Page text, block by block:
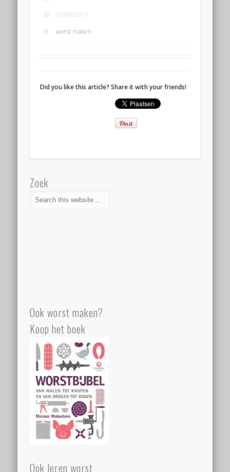
15/08/2011
worst maken
Did you like this article? Share it with your friends!
Zoek
Ook worst maken?
Koop het boek
Ook leren worst